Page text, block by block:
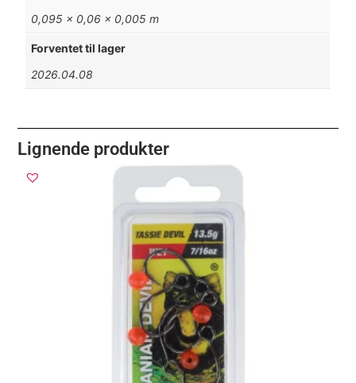
0,095 × 0,06 × 0,005 m
Forventet til lager
2026.04.08
Lignende produkter